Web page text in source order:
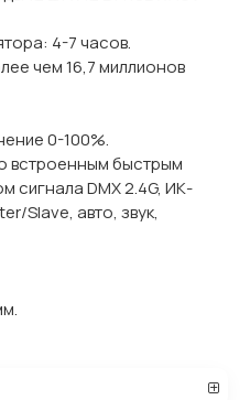
4-7 часов.
чем 16,7 миллионов
0-100%.
встроенным быстрым
сигнала DMX 2.4G, ИК-
Slave, авто, звук,